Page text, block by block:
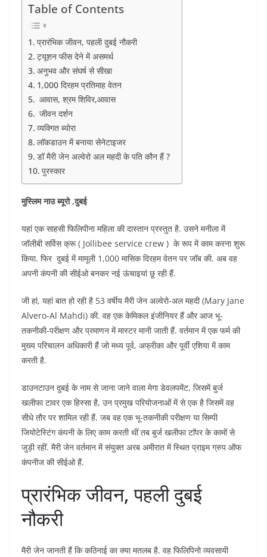
Table of Contents
प्रारंभिक जीवन, पहली दुबई नौकरी
ट्यूशन फीस देने में असमर्थ
अनुभव और संघर्ष से सीखा
1,000 दिरहम प्रतिमाह वेतन
आवास, श्रम शिविर,आवास
जीवन दर्शन
व्यक्गित ब्योरा
लाॅकडाउन में बनाया सेनेटाइजर
डॉ मैरी जेन अल्वेरो अल महदी के पति कौन हैं ?
पुरस्कार
मुस्लिम नाउ ब्यूरो ,दुबई
यहां एक साहसी फिलिपीना महिला की दास्तान प्रस्तुत है. उसने मनीला में
जॉलीबी सर्विस क्रू ( Jollibee service crew ) के रूप में काम करना शुरू
किया. फिर दुबई में मामूली 1,000 मासिक दिरहम वेतन पर जॉब की. अब वह
अपनी कंपनी की सीईओ बनकर नई ऊंचाइयां छू रही हैं.
जी हां, यहां बात हो रही है 53 वर्षीय मैरी जेन अल्वेरो-अल महदी (Mary Jane
Alvero-Al Mahdi) की. वह एक केमिकल इंजीनियर हैं और आज भू-
तकनीकी-परीक्षण और प्रमाणन में मास्टर मानी जाती हैं. वर्तमान में एक फर्म की
मुख्य परिचालन अधिकारी हैं जो मध्य पूर्व, अफ्रीका और पूर्वी एशिया में काम
करती है.
डाउनटाउन दुबई के नाम से जाना जाने वाला मेगा डेवलपमेंट, जिसमें बुर्ज
खलीफा टावर एक हिस्सा है, उन प्रमुख परियोजनाओं में से एक है जिसमें वह
सीधे तौर पर शामिल रही हैं. जब वह एक भू-तकनीकी परीक्षण या सिम्पी
जियोटेस्टिंग कंपनी के लिए काम करती थीं तब बुर्ज खलीफा टाॅपर के कामों से
जुड़ी रहीं. मैरी जेन वर्तमान में संयुक्त अरब अमीरात में स्थित प्राइम ग्रुप ऑफ
कंपनीज की सीईओ हैं.
प्रारंभिक जीवन, पहली दुबई
नौकरी
मैरी जेन जानती हैं कि कठिनाई का क्या मतलब है. वह फिलिपिनो व्यवसायी